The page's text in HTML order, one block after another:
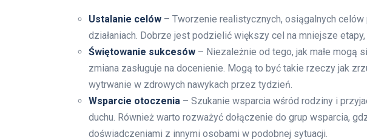
Ustalanie celów – Tworzenie realistycznych, osiągalnych
działaniach. Dobrze jest podzielić większy cel na mniejsze
Świętowanie sukcesów – Niezależnie od tego, jak małe mogą
zmiana zasługuje na docenienie. Mogą to być takie rzeczy jak
wytrwanie w zdrowych nawykach przez tydzień.
Wsparcie otoczenia – Szukanie wsparcia wśród rodziny i
duchu. Również warto rozważyć dołączenie do grup wsparcia,
doświadczeniami z innymi osobami w podobnej sytuacji.